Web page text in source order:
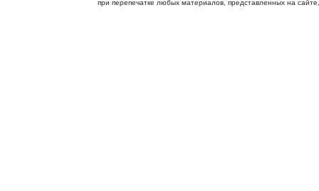
при перепечатке любых материалов, представленных на